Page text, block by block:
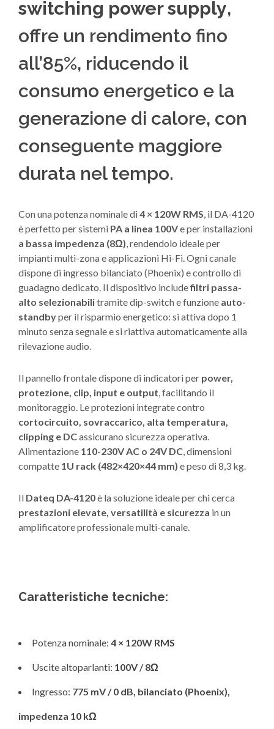
switching power supply,
offre un rendimento fino
all’85%, riducendo il
consumo energetico e la
generazione di calore, con
conseguente maggiore
durata nel tempo.
Con una potenza nominale di4 × 120W RMS, il DA-4120
è perfetto per sistemi PA a linea 100Ve per installazioni
a bassa impedenza (8Ω), rendendolo ideale per
impianti multi-zona e applicazioni Hi-Fi. Ogni canale
dispone di ingresso bilanciato (Phoenix) e controllo di
guadagno dedicato. Il dispositivo includefiltri passa-
alto selezionabilitramite dip-switch e funzione auto-
standbyper il risparmio energetico: si attiva dopo 1
minuto senza segnale e si riattiva automaticamente alla
rilevazione audio.
Il pannello frontale dispone di indicatori per power,
protezione, clip, input e output, facilitando il
monitoraggio. Le protezioni integrate contro
cortocircuito, sovraccarico, alta temperatura,
clipping e DCassicurano sicurezza operativa.
Alimentazione 110-230V AC o 24V DC, dimensioni
compatte 1U rack (482×420×44 mm) e peso di 8,3 kg.
Il Dateq DA-4120è la soluzione ideale per chi cerca
prestazioni elevate, versatilità e sicurezza in un
amplificatore professionale multi-canale.
Caratteristiche tecniche:
Potenza nominale: 4 × 120W RMS
Uscite altoparlanti: 100V / 8Ω
Ingresso: 775 mV / 0 dB, bilanciato (Phoenix),
impedenza 10 kΩ